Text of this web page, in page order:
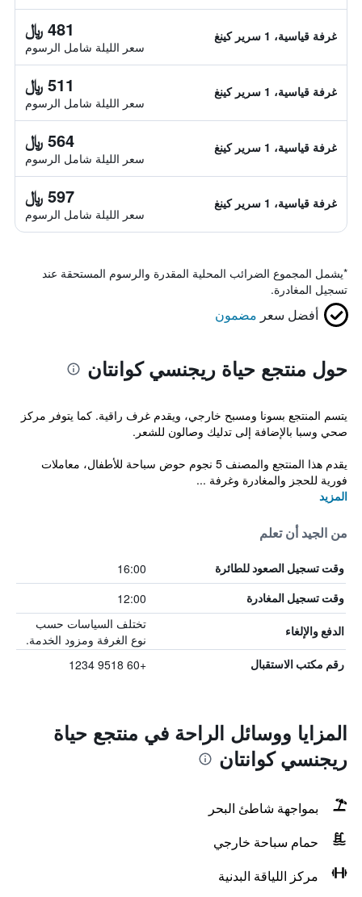
غرفة قياسية، 1 سرير كينغ 481 ﷼
سعر الليلة شامل الرسوم
غرفة قياسية، 1 سرير كينغ 511 ﷼
سعر الليلة شامل الرسوم
غرفة قياسية، 1 سرير كينغ 564 ﷼
سعر الليلة شامل الرسوم
غرفة قياسية، 1 سرير كينغ 597 ﷼
سعر الليلة شامل الرسوم
*يشمل المجموع الضرائب المحلية المقدرة والرسوم المستحقة عند
تسجيل المغادرة.
أفضل سعر مضمون
حول منتجع حياة ريجنسي كوانتان
يتسم المنتجع بسونا ومسبح خارجي، ويقدم غرف راقية. كما يتوفر مركز
صحي وسبا بالإضافة إلى تدليك وصالون للشعر.
يقدم هذا المنتجع والمصنف 5 نجوم حوض سباحة للأطفال، معاملات
فورية للحجز والمغادرة وغرفة ...
المزيد
من الجيد أن تعلم
وقت تسجيل الصعود للطائرة 16:00
وقت تسجيل المغادرة 12:00
الدفع والإلغاء
تختلف السياسات حسب
نوع الغرفة ومزود الخدمة.
رقم مكتب الاستقبال +60 9518 1234
المزايا ووسائل الراحة في منتجع حياة
ريجنسي كوانتان
بمواجهة شاطئ البحر
حمام سباحة خارجي
مركز اللياقة البدنية